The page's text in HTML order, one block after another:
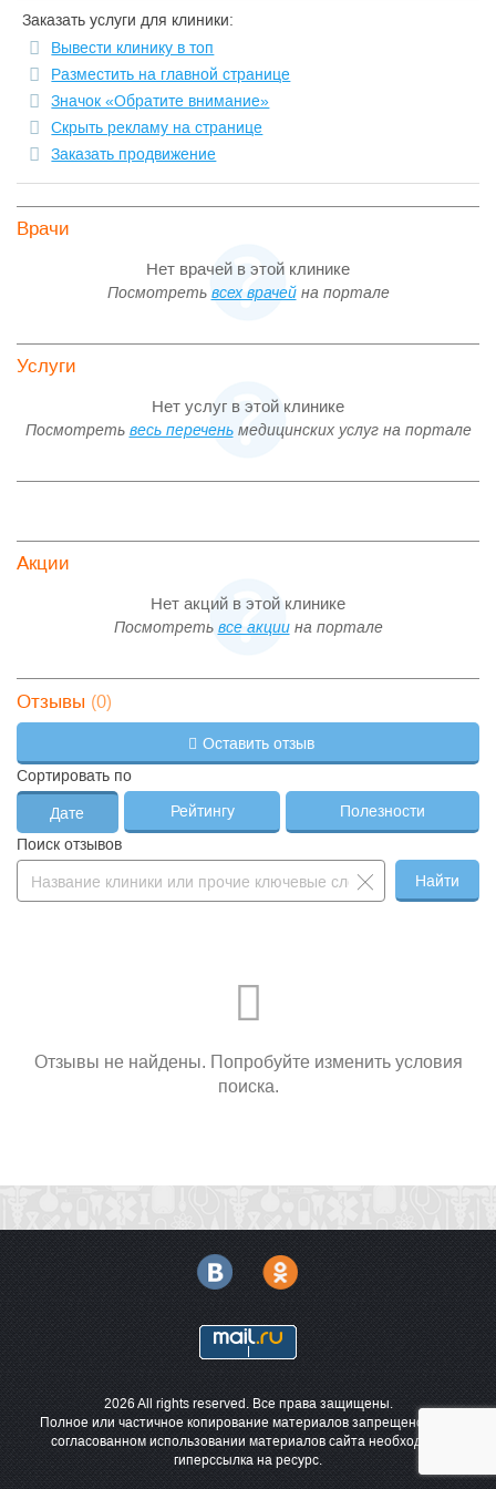
В настоящее время в клинике ведут прием врачи 11
специальностей — урологи, андрологи, гинекологи,
дерматологи, эндокринологи, хирурги, проктологи,
гастроэнтерологи, терапевты, врачи лабораторной
диагностики, физиотерапевты и этот список будет неуклонно
расширяться.
Заказать услуги для клиники:
Вывести клинику в топ
Разместить на главной странице
Значок «Обратите внимание»
Скрыть рекламу на странице
Заказать продвижение
Врачи
Нет врачей в этой клинике
Посмотреть всех врачейна портале
Услуги
Нет услуг в этой клинике
Посмотреть весь переченьмедицинских услуг на портале
Акции
Нет акций в этой клинике
Посмотреть все акциина портале
Отзывы (0)
Оставить отзыв
Сортировать по
Дате Рейтингу
Полезности
Поиск отзывов
Найти
Отзывы не найдены. Попробуйте изменить условия
поиска.
2026 All rights reserved. Все права защищены.
Полное или частичное копирование материалов запрещено. При
согласованном использовании материалов сайта необходима
гиперссылка на ресурс.